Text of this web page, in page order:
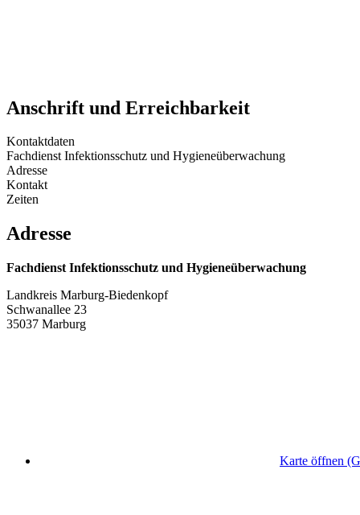
Anschrift und Erreichbarkeit
Kontaktdaten
Fachdienst Infektionsschutz und Hygieneüberwachung
Adresse
Kontakt
Zeiten
Adresse
Fachdienst Infektionsschutz und Hygieneüberwachung
Landkreis Marburg-Biedenkopf
Schwanallee 23
35037 Marburg
Karte öffnen